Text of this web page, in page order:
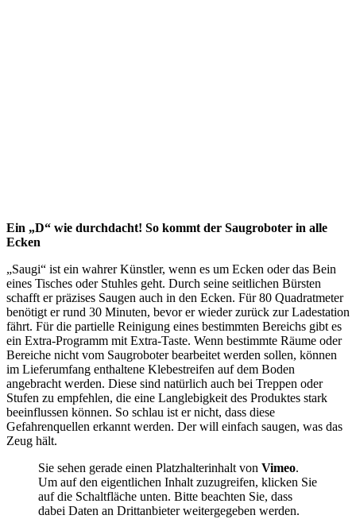
Ein „D“ wie durchdacht! So kommt der Saugroboter in alle
Ecken
„Saugi“ ist ein wahrer Künstler, wenn es um Ecken oder das Bein
eines Tisches oder Stuhles geht. Durch seine seitlichen Bürsten
schafft er präzises Saugen auch in den Ecken. Für 80 Quadratmeter
benötigt er rund 30 Minuten, bevor er wieder zurück zur Ladestation
fährt. Für die partielle Reinigung eines bestimmten Bereichs gibt es
ein Extra-Programm mit Extra-Taste. Wenn bestimmte Räume oder
Bereiche nicht vom Saugroboter bearbeitet werden sollen, können
im Lieferumfang enthaltene Klebestreifen auf dem Boden
angebracht werden. Diese sind natürlich auch bei Treppen oder
Stufen zu empfehlen, die eine Langlebigkeit des Produktes stark
beeinflussen können. So schlau ist er nicht, dass diese
Gefahrenquellen erkannt werden. Der will einfach saugen, was das
Zeug hält.
Sie sehen gerade einen Platzhalterinhalt von Vimeo.
Um auf den eigentlichen Inhalt zuzugreifen, klicken Sie
auf die Schaltfläche unten. Bitte beachten Sie, dass
dabei Daten an Drittanbieter weitergegeben werden.